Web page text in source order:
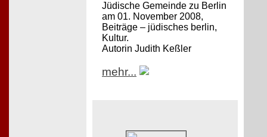
Jüdische Gemeinde zu Berlin
am 01. November 2008,
Beiträge – jüdisches berlin,
Kultur.
Autorin Judith Keßler
mehr...